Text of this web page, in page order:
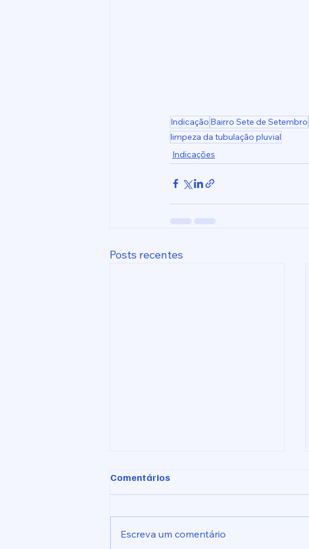
Indicação Bairro Sete de Setembro
limpeza da tubulação pluvial
Indicações
Posts recentes
Comentários
Escreva um comentário